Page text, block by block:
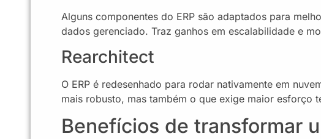
Alguns componentes do ERP são adaptados para
dados gerenciado. Traz ganhos em escalabilidade e
Rearchitect
O ERP é redesenhado para rodar nativamente em
mais robusto, mas também o que exige maior esforço
Benefícios de transformar